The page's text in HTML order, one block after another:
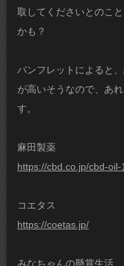
取してくださいとのこ
かも？
パンフレットによると
が高いそうなので、あ
す。
麻田製薬
https://cbd.co.jp/cbd-
コエタス
https://coetas.jp/
みなちゃんの懸賞生活